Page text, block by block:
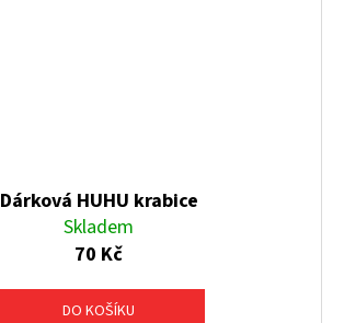
Dárková HUHU krabice
Skladem
70 Kč
DO KOŠÍKU